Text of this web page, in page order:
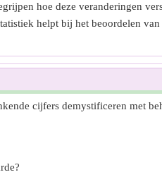
hoe deze veranderingen
helpt bij het beoordelen
cijfers demystificeren met